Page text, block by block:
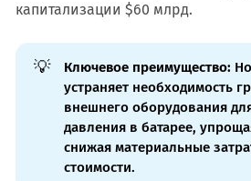
капитализации $60 млрд.
💡 Ключевое преимущество:
устраняет необходимость
внешнего оборудования
давления в батарее,
снижая материальные
стоимости.